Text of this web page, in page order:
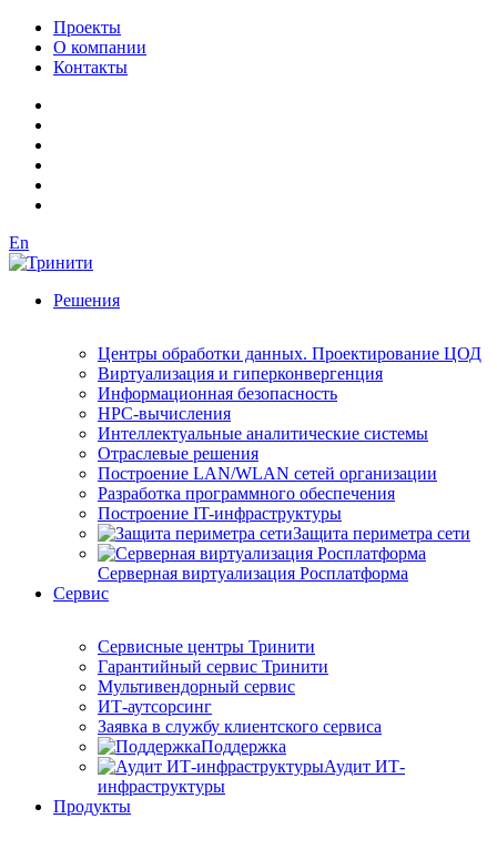
Проекты
О компании
Контакты
En
Решения
Центры обработки данных. Проектирование ЦОД
Виртуализация и гиперконвергенция
Информационная безопасность
HPC-вычисления
Интеллектуальные аналитические системы
Отраслевые решения
Построение LAN/WLAN сетей организации
Разработка программного обеспечения
Построение IT-инфраструктуры
Защита периметра сети
Серверная виртуализация Росплатформа
Сервис
Сервисные центры Тринити
Гарантийный сервис Тринити
Мультивендорный сервис
ИТ-аутсорсинг
Заявка в службу клиентского сервиса
Поддержка
Аудит ИТ-
инфраструктуры
Продукты